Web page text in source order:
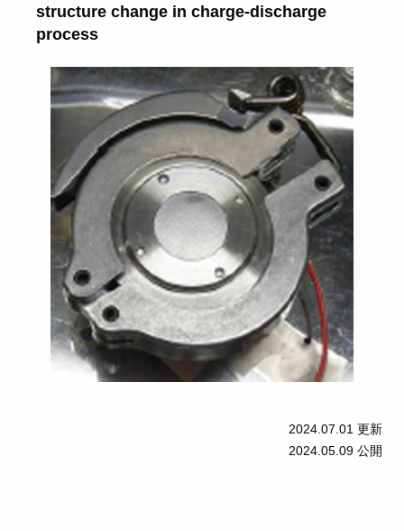
structure change in charge-discharge
process
2024.07.01 更新
2024.05.09 公開